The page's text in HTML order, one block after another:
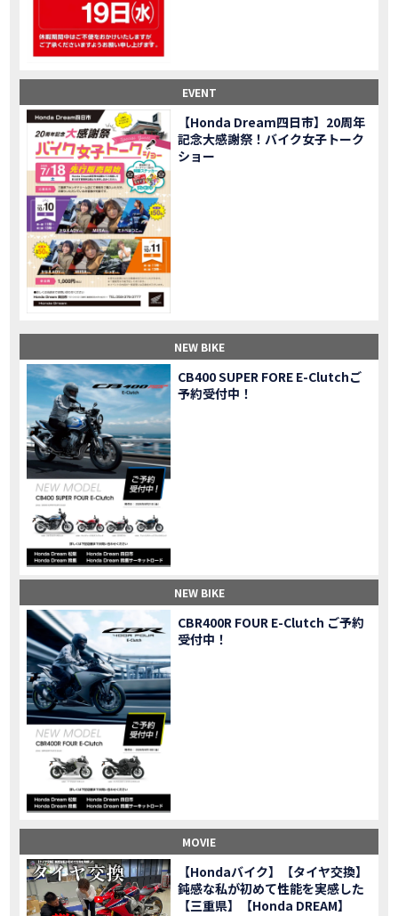
CAMPAIGN 【買取強化中】乗らないバイクはHonda Dreamへ！
MOVIE 【祝】Honda CL500納車「かなえさんバイク売れました！」連絡があり行ってきました
【ホンダドリーム鈴鹿サーキットロード】オープン当日イベントレポ！
MOVIE 【鈴鹿サーキットに近い！】ホンダドリーム鈴鹿サーキットロードOPEN！ #茉ひる
MOVIE CL500売却！X-ADVオーナーの素直な理由。〇〇で納得の買取してもらいました|Honda X-ADV
MOVIE 【梅本まどかさんコラボ】CIVIC TYPE R♪スタッフオススメの鈴鹿ドライブへ！【後編】
MOVIE 憧れの大型バイク試乗！4輪走行は驚きの…【Honda GoldWing AfricaTwin】試乗会in鈴鹿ツインサーキット
MOVIE 【鈴鹿ツインサーキット】バイク＆クルマ夢のコラボイベント！「HCM２＆４サーキットフェス」レポ
MOVIE 全員初対面！バイク女子6人がツーリング行ったらwww
MOVIE バイク女子6人でツーリング行った結果ww！後編
MOVIE 温泉1泊。いつもソロの女性ライダー、大人のマスツーリングへついていった【三重〜長野•茶臼山高原経由】Honda CL500
MOVIE 【梅本まどかさんコラボ】CIVIC TYPE R♪ スタッフオススメの鈴鹿ドライブへ！【前編】
ＨＣＭ２＆４サーキットフェス2023 紹介動画①
MOVIE モトベはつこさんコラボ動画
MOVIE Honda Dream 四日市のご紹介
MOVIE Honda Dream 鈴鹿のご紹介
MOVIE
Honda Dream 松阪のご紹介
２月１２日 牡蠣ツーリングフォトギャラリー
EVENT 第6回オフロードスクールフォトギャラリー
EVENT Honda Dream鈴鹿・松阪・四日市 ３店舗合同周年祭フォトギャラリー
MOVIE Honda Dream鈴鹿・松阪・四日市 ３店舗合同周年祭レポート
NEW BIKE NEW BIKE「HAWK 11」新型ロードスポーツモデル HAWK 11を発売！
NEW BIKE NEW BIKE「ダックス125」新型レジャーバイク ダックス125を発売！
MOVIE Honda Dream 鈴鹿 オフロードスクール紹介
MOVIE 【新車中古車多数】三重県でバイクを探すなら！HondaDream松阪【ホンダ二輪車専門店】
MOVIE 【県下最大規模】三重県でバイクを探すなら！HondaDream鈴鹿【ホンダ二輪車専門店】
NEW BIKE 「CBR400R」「400X」の仕様 を一部変更し発売!
NEW BIKE 大型プレミアムツアラー「Gold Wing」 シリーズのカラーバリエーション を一部変更し発売!
NEW BIKE クルーザーモデル 「Rebel 250 S Edition」 に新色を追加し発表！
NEW BIKE 「CT125・ハンターカブ」 に新色を追加し発売！
NEW BIKE 「CB1100 EX Final Edition」「CB1100 RS Final Edition」を発売
NEW BIKE 「モンキー125」に5速トランスミッションを採用した新エンジンを搭載し発売！
NEW BIKE 「スーパーカブ C125」に環境性能を向上させた新エンジンを搭載し発売！
【イベントレポート】2021年 7月25日 敦賀ツーリング
MOVIE HondaDream鈴鹿 オフロードスクール紹介
NEW BIKE 「ADV150」に受注期間限定のカラーリングを設定し発売！
NEW BIKE 「GB350」「GB350 S」新型ロードスポーツモデル GB350・GB350 S を発売！
EVENT
【Honda Dream四日市】20周年
記念大感謝祭！バイク女子トーク
ショー
NEW BIKE
CB400 SUPER FORE E-Clutchご
予約受付中！
NEW BIKE
CBR400R FOUR E-Clutch ご予約
受付中！
MOVIE
【Hondaバイク】【タイヤ交換】
鈍感な私が初めて性能を実感した
【三重県】【Honda DREAM】